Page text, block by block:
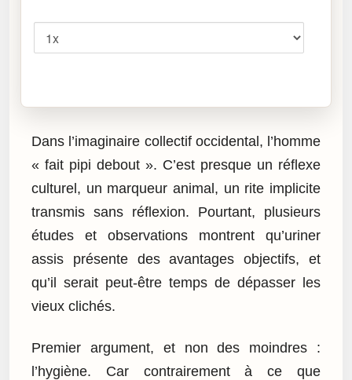
Dans l’imaginaire collectif occidental, l’homme
« fait pipi debout ». C’est presque un réflexe
culturel, un marqueur animal, un rite implicite
transmis sans réflexion. Pourtant, plusieurs
études et observations montrent qu’uriner
assis présente des avantages objectifs, et
qu’il serait peut-être temps de dépasser les
vieux clichés.
Premier argument, et non des moindres :
l’hygiène. Car contrairement à ce que